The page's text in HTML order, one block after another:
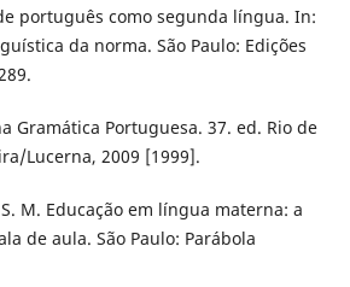
português como segunda língua. In:
da norma. São Paulo: Edições
Gramática Portuguesa. 37. ed. Rio de
Lucerna, 2009 [1999].
S. M. Educação em língua materna: a
de aula. São Paulo: Parábola